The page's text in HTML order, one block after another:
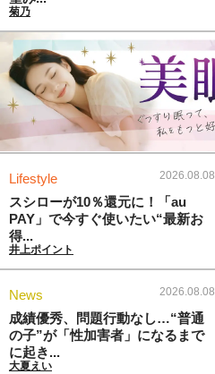
菊乃
Lifestyle 2026.08.08
スシローが10％還元に！「au
PAY」で今すぐ使いたい“最新お
得...
井上ポイント
News 2026.08.08
成績優秀、問題行動なし…“普通
の子”が「性加害者」になるまで
に起き...
大夏えい